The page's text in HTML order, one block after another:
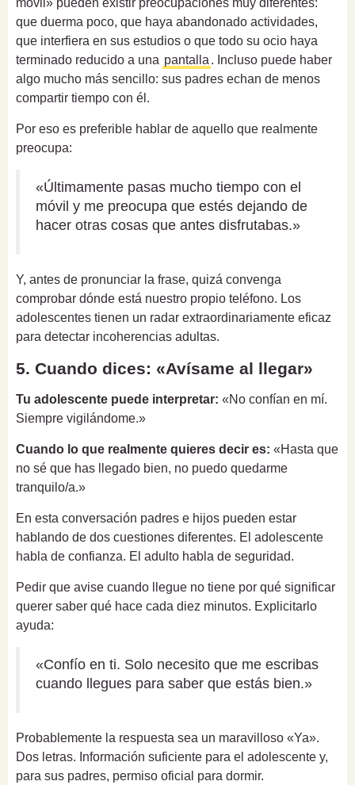
que duerma poco, que haya abandonado actividades,
que interfiera en sus estudios o que todo su ocio haya
terminado reducido a una pantalla . Incluso puede haber
algo mucho más sencillo: sus padres echan de menos
compartir tiempo con él.
Por eso es preferible hablar de aquello que realmente
preocupa:
«Últimamente pasas mucho tiempo con el
móvil y me preocupa que estés dejando de
hacer otras cosas que antes disfrutabas.»
Y, antes de pronunciar la frase, quizá convenga
comprobar dónde está nuestro propio teléfono. Los
adolescentes tienen un radar extraordinariamente eficaz
para detectar incoherencias adultas.
5. Cuando dices: «Avísame al llegar»
Tu adolescente puede interpretar: «No confían en mí.
Siempre vigilándome.»
Cuando lo que realmente quieres decir es: «Hasta que
no sé que has llegado bien, no puedo quedarme
tranquilo/a.»
En esta conversación padres e hijos pueden estar
hablando de dos cuestiones diferentes. El adolescente
habla de confianza. El adulto habla de seguridad.
Pedir que avise cuando llegue no tiene por qué significar
querer saber qué hace cada diez minutos. Explicitarlo
ayuda:
«Confío en ti. Solo necesito que me escribas
cuando llegues para saber que estás bien.»
Probablemente la respuesta sea un maravilloso «Ya».
Dos letras. Información suficiente para el adolescente y,
para sus padres, permiso oficial para dormir.